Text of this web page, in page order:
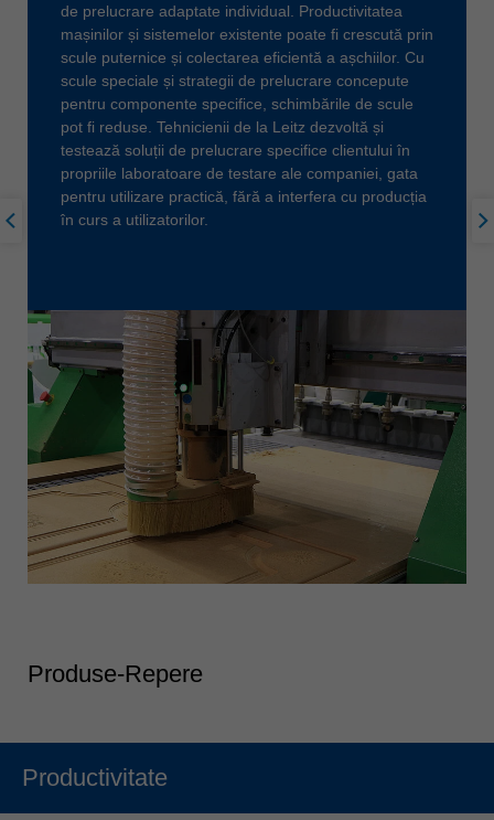
de prelucrare adaptate individual. Productivitatea
mașinilor și sistemelor existente poate fi crescută prin
scule puternice și colectarea eficientă a așchiilor. Cu
scule speciale și strategii de prelucrare concepute
pentru componente specifice, schimbările de scule
pot fi reduse. Tehnicienii de la Leitz dezvoltă și
testează soluții de prelucrare specifice clientului în
propriile laboratoare de testare ale companiei, gata
pentru utilizare practică, fără a interfera cu producția
în curs a utilizatorilor.
Produse-Repere
Productivitate